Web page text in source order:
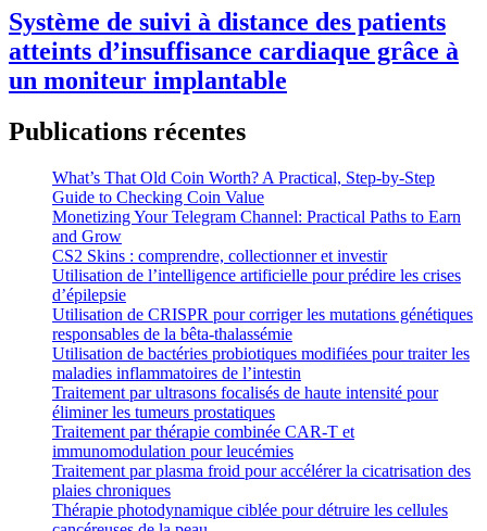
Système de suivi à distance des patients
atteints d’insuffisance cardiaque grâce à
un moniteur implantable
Publications récentes
What’s That Old Coin Worth? A Practical, Step‑by‑Step
Guide to Checking Coin Value
Monetizing Your Telegram Channel: Practical Paths to Earn
and Grow
CS2 Skins : comprendre, collectionner et investir
Utilisation de l’intelligence artificielle pour prédire les crises
d’épilepsie
Utilisation de CRISPR pour corriger les mutations génétiques
responsables de la bêta-thalassémie
Utilisation de bactéries probiotiques modifiées pour traiter les
maladies inflammatoires de l’intestin
Traitement par ultrasons focalisés de haute intensité pour
éliminer les tumeurs prostatiques
Traitement par thérapie combinée CAR-T et
immunomodulation pour leucémies
Traitement par plasma froid pour accélérer la cicatrisation des
plaies chroniques
Thérapie photodynamique ciblée pour détruire les cellules